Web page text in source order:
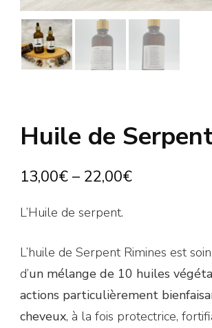
Huile de
13,00€ – 22,00€
L’Huile de serpent.
L’huile de Serpent Rimines est
d’un mélange de 10 huiles
actions particulièrement
cheveux, à la fois protectrice,